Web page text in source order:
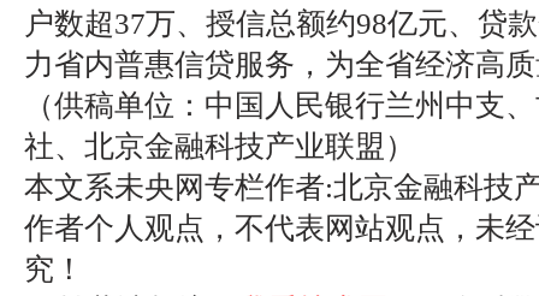
户数超37万、授信总额约98亿元、贷
力省内普惠信贷服务，为全省经济高
（供稿单位：中国人民银行兰州中支
社、北京金融科技产业联盟）
本文系未央网专栏作者:北京金融科技
作者个人观点，不代表网站观点，未
究！